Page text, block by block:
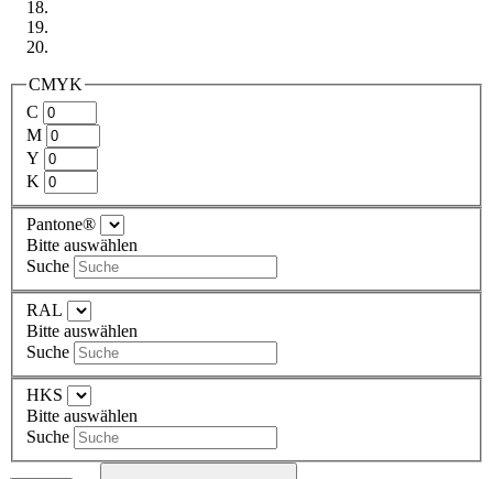
CMYK
C
M
Y
K
Pantone®
Bitte auswählen
Suche
RAL
Bitte auswählen
Suche
HKS
Bitte auswählen
Suche